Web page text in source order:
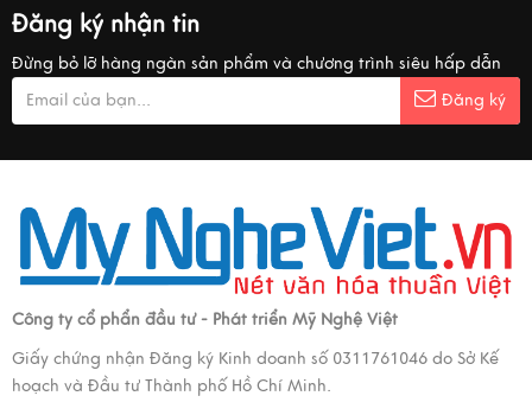
Đăng ký nhận tin
Đừng bỏ lỡ hàng ngàn sản phẩm và chương trình siêu hấp dẫn
Đăng ký
Công ty cổ phẩn đầu tư - Phát triển Mỹ Nghệ Việt
Giấy chứng nhận Đăng ký Kinh doanh số 0311761046 do Sở Kế
hoạch và Đầu tư Thành phố Hồ Chí Minh.